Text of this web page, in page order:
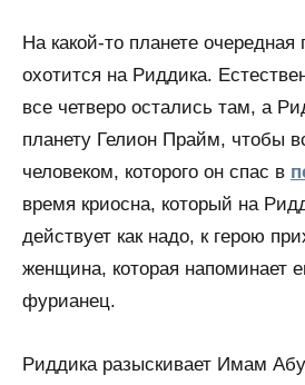
На какой-то планете очередная
охотится на Риддика.
все четверо остались там, а
планету Гелион Прайм, чтобы
человеком, которого он спас в
время криосна, который на
действует как надо, к герою
женщина, которая напоминает
фурианец.
Риддика разыскивает Имам